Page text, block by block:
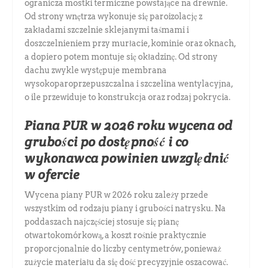
ogranicza mostki termiczne powstające na drewnie.
Od strony wnętrza wykonuje się paroizolację z
zakładami szczelnie sklejanymi taśmami i
doszczelnieniem przy murłacie, kominie oraz oknach,
a dopiero potem montuje się okładzinę. Od strony
dachu zwykle występuje membrana
wysokoparoprzepuszczalna i szczelina wentylacyjna,
o ile przewiduje to konstrukcja oraz rodzaj pokrycia.
Piana PUR w 2026 roku wycena od
grubości po dostępność i co
wykonawca powinien uwzględnić
w ofercie
Wycena piany PUR w 2026 roku zależy przede
wszystkim od rodzaju piany i grubości natrysku. Na
poddaszach najczęściej stosuje się pianę
otwartokomórkową, a koszt rośnie praktycznie
proporcjonalnie do liczby centymetrów, ponieważ
zużycie materiału da się dość precyzyjnie oszacować.